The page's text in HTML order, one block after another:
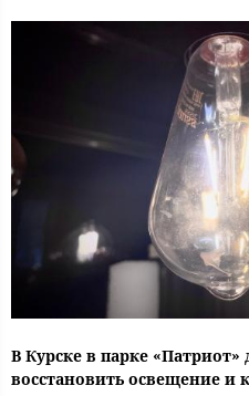
В Курске в парке
восстановить освещение и